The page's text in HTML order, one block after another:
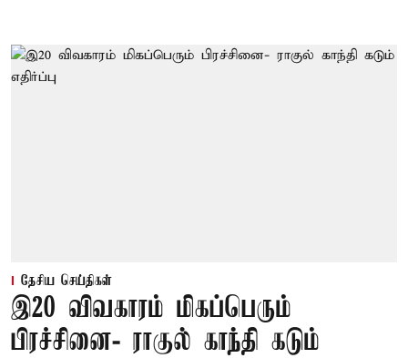
தேசிய செய்திகள்
இ20 விவகாரம் மிகப்பெரும்
பிரச்சினை- ராகுல் காந்தி கடும்